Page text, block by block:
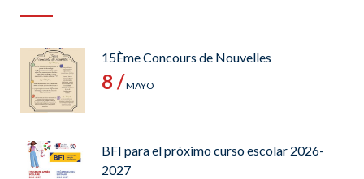
15Ème Concours de Nouvelles
8 /MAYO
BFI para el próximo curso escolar 2026-
2027